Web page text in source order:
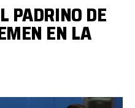
PADRINO DE
EN LA